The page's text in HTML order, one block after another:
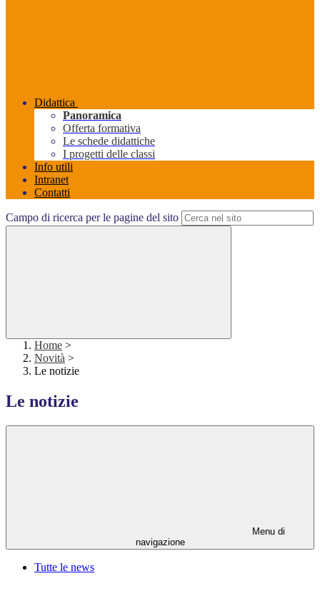
Didattica
Panoramica
Offerta formativa
Le schede didattiche
I progetti delle classi
Info utili
Intranet
Contatti
Campo di ricerca per le pagine del sito
Home >
Novità >
Le notizie
Le notizie
Menu di
navigazione
Tutte le news